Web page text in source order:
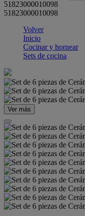
51823000010098
51823000010098
Volver
Inicio
Cocinar y hornear
Sets de cocina
Ver más